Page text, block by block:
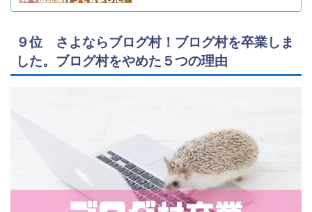
９位 さよならブログ村！ブログ村を卒業しま
した。ブログ村をやめた５つの理由